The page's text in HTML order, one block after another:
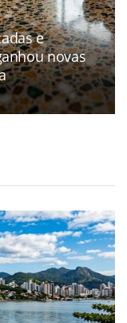
e
novas